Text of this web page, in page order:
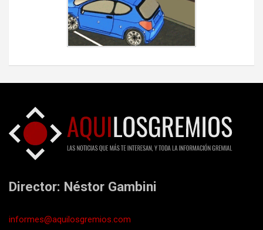
Director: Néstor Gambini
informes@aquilosgremios.com